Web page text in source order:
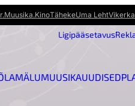
TähekeUma Leht
Ligipääsetavus
MÄLUMUUSIKAUUDISED